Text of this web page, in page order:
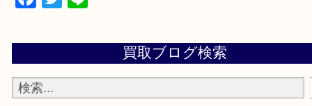
当店ではそういったお困りの方からのご依頼も大歓